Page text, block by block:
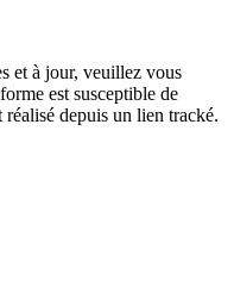
et à jour, veuillez vous
est susceptible de
depuis un lien tracké.